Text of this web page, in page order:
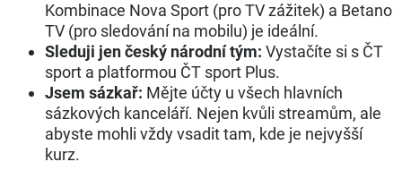
Kombinace Nova Sport (pro TV zážitek) a Betano
TV (pro sledování na mobilu) je ideální.
Sleduji jen český národní tým: Vystačíte si s ČT
sport a platformou ČT sport Plus.
Jsem sázkař: Mějte účty u všech hlavních
sázkových kanceláří. Nejen kvůli streamům, ale
abyste mohli vždy vsadit tam, kde je nejvyšší
kurz.